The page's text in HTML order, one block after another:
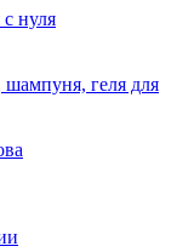
нуля
геля для